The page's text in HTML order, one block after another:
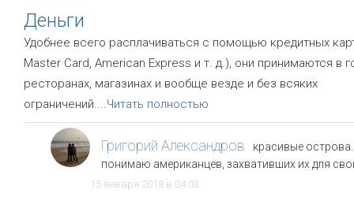
Деньги
Удобнее всего расплачиваться с помощью кредитных
Master Card, American Express и т. д.), они принимаются в
ресторанах, магазинах и вообще везде и без всяких
ограничений....Читать полностью
Григорий Александров
красивые
понимаю американцев, захвативших их для
15 января 2018 в 04:03